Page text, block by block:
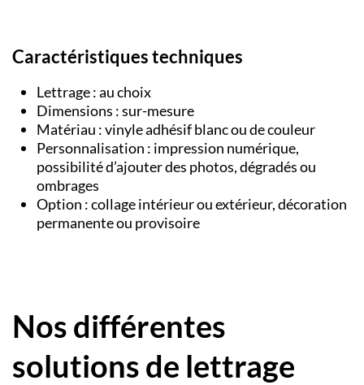
Caractéristiques techniques
Lettrage : au choix
Dimensions : sur-mesure
Matériau : vinyle adhésif blanc ou de couleur
Personnalisation : impression numérique,
possibilité d’ajouter des photos, dégradés ou
ombrages
Option : collage intérieur ou extérieur, décoration
permanente ou provisoire
Nos différentes
solutions de lettrage